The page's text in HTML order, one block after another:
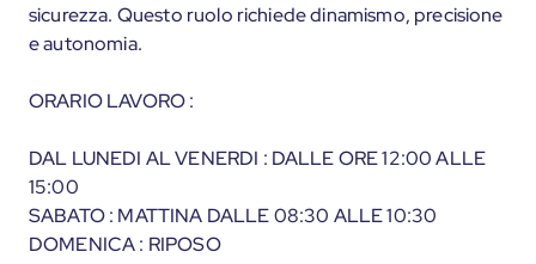
sicurezza. Questo ruolo richiede dinamismo, precisione
e autonomia.
ORARIO LAVORO :
DAL LUNEDI AL VENERDI : DALLE ORE 12:00 ALLE
15:00
SABATO : MATTINA DALLE 08:30 ALLE 10:30
DOMENICA : RIPOSO